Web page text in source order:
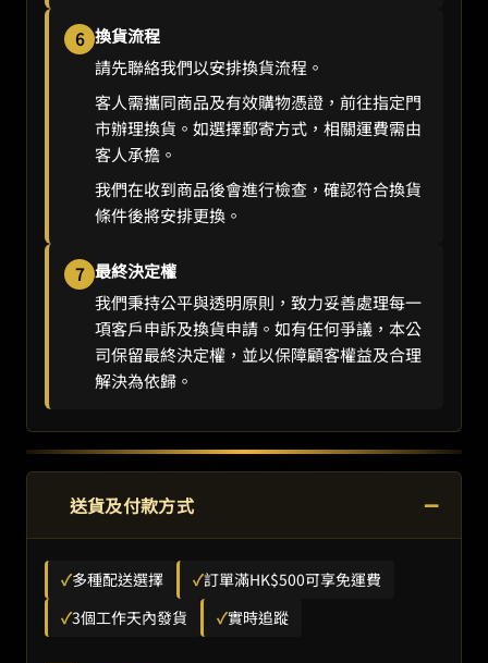
6 換貨流程
請先聯絡我們以安排換貨流程。
客人需攜同商品及有效購物憑證，前往指定門
市辦理換貨。如選擇郵寄方式，相關運費需由
客人承擔。
我們在收到商品後會進行檢查，確認符合換貨
條件後將安排更換。
7 最終決定權
我們秉持公平與透明原則，致力妥善處理每一
項客戶申訴及換貨申請。如有任何爭議，本公
司保留最終決定權，並以保障顧客權益及合理
解決為依歸。
送貨及付款方式 −
✓多種配送選擇 ✓訂單滿HK$500可享免運費
✓3個工作天內發貨 ✓實時追蹤